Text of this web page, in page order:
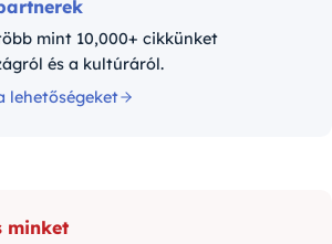
mint 10,000+ cikkünket
és a kultúráról.
lehetőségeket
minket